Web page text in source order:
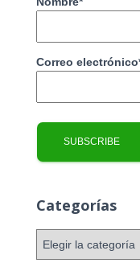
Correo
Categorías